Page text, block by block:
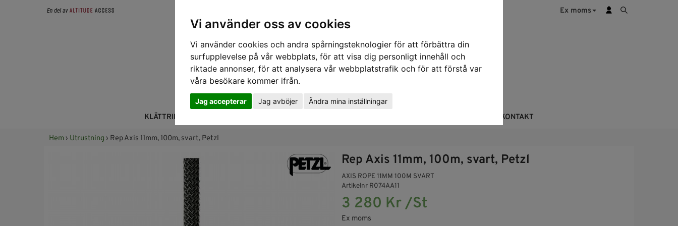
Vi använder oss av cookies
Vi använder cookies och andra spårningsteknologier för att förbättra din
surfupplevelse på vår webbplats, för att visa dig personligt innehåll och
riktade annonser, för att analysera vår webbplatstrafik och för att förstå var
våra besökare kommer ifrån.
Jag accepterar Jag avböjer Ändra mina inställningar
Ex moms
KLÄTTRING KONTAKT
Hem› Utrustning › Rep Axis 11mm, 100m, svart, Petzl
Rep Axis 11mm, 100m, svart, Petzl
AXIS ROPE 11MM 100M SVART
Artikelnr R074AA11
3 280 Kr /St
Ex moms